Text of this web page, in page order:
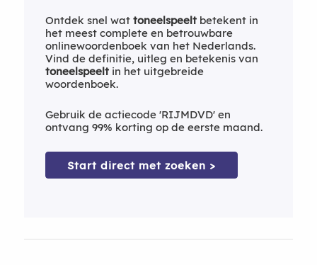
Ontdek snel wat toneelspeeltbetekent in
het meest complete en betrouwbare
onlinewoordenboek van het Nederlands.
Vind de definitie, uitleg en betekenis van
toneelspeeltin het uitgebreide
woordenboek.
Gebruik de actiecode 'RIJMDVD' en
ontvang 99% korting op de eerste maand.
Start direct met zoeken >